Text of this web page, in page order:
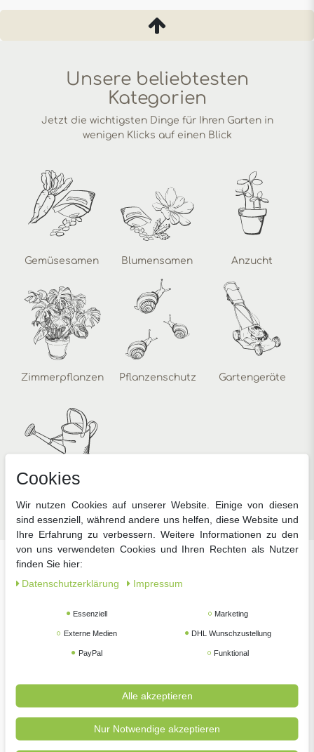
Unsere beliebtesten
Kategorien
Jetzt die wichtigsten Dinge für Ihren Garten in
wenigen Klicks auf einen Blick
Gemüsesamen Blumensamen Anzucht
Zimmerpflanzen Pflanzenschutz Gartengeräte
Unsere beliebtesten Marken
Cookies
Wir nutzen Cookies auf unserer Website. Einige von diesen
sind essenziell, während andere uns helfen, diese Website und
Ihre Erfahrung zu verbessern. Weitere Informationen zu den
von uns verwendeten Cookies und Ihren Rechten als Nutzer
finden Sie hier:
Daten­schutz­erklärung
Impressum
Essenziell Marketing
Externe Medien DHL Wunschzustellung
PayPal Funktional
Alle akzeptieren
Nur Notwendige akzeptieren